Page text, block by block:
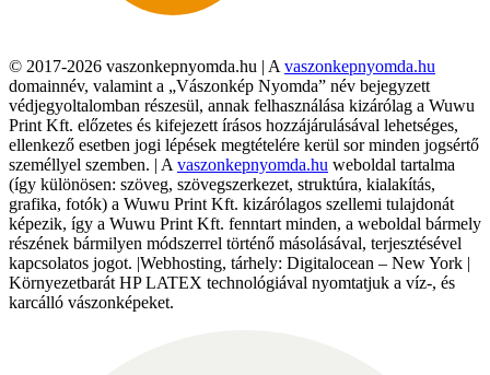
© 2017-2026 vaszonkepnyomda.hu | A vaszonkepnyomda.hu
domainnév, valamint a „Vászonkép Nyomda” név bejegyzett
védjegyoltalomban részesül, annak felhasználása kizárólag a Wuwu
Print Kft. előzetes és kifejezett írásos hozzájárulásával lehetséges,
ellenkező esetben jogi lépések megtételére kerül sor minden jogsértő
személlyel szemben. | A vaszonkepnyomda.hu weboldal tartalma
(így különösen: szöveg, szövegszerkezet, struktúra, kialakítás,
grafika, fotók) a Wuwu Print Kft. kizárólagos szellemi tulajdonát
képezik, így a Wuwu Print Kft. fenntart minden, a weboldal bármely
részének bármilyen módszerrel történő másolásával, terjesztésével
kapcsolatos jogot. |Webhosting, tárhely: Digitalocean – New York |
Környezetbarát HP LATEX technológiával nyomtatjuk a víz-, és
karcálló vászonképeket.